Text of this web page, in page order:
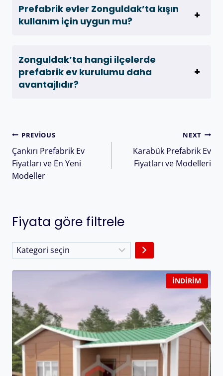
Prefabrik evler Zonguldak’ta kışın
kullanım için uygun mu?
Zonguldak’ta hangi ilçelerde
prefabrik ev kurulumu daha
avantajlıdır?
PREVIOUS
Çankırı Prefabrik Ev
Fiyatları ve En Yeni
Modeller
NEXT
Karabük Prefabrik Ev
Fiyatları ve Modelleri
Fiyata göre filtrele
İNDIRIM